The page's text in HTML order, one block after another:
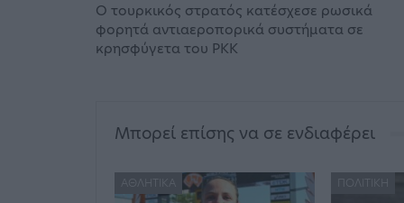
Ο τουρκικός στρατός κατέσχεσε ρωσικά
φορητά αντιαεροπορικά συστήματα σε
κρησφύγετα του PKK
Μπορεί επίσης να σε ενδιαφέρει
ΑΘΛΗΤΙΚΆ ΠΟΛΙΤΙΚΉ